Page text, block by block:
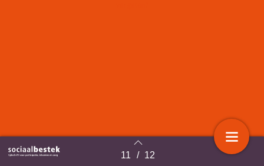
Terug naar overzicht 11 / 12